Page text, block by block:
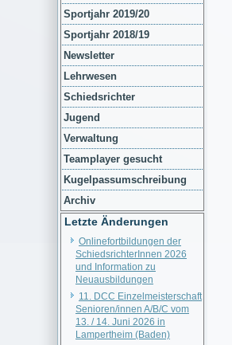
Sportjahr 2019/20
Sportjahr 2018/19
Newsletter
Lehrwesen
Schiedsrichter
Jugend
Verwaltung
Teamplayer gesucht
Kugelpassumschreibung
Archiv
Letzte Änderungen
Onlinefortbildungen der
SchiedsrichterInnen 2026
und Information zu
Neuausbildungen
11. DCC Einzelmeisterschaft
Senioren/innen A/B/C vom
13. / 14. Juni 2026 in
Lampertheim (Baden)